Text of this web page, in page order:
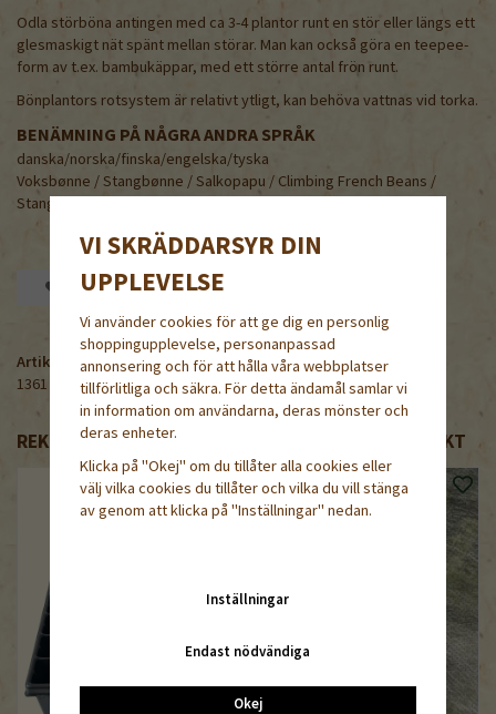
Odla störböna antingen med ca 3-4 plantor runt en stör eller längs ett
glesmaskigt nät spänt mellan störar. Man kan också göra en teepee-
form av t.ex. bambukäppar, med ett större antal frön runt.
Bönplantors rotsystem är relativt ytligt, kan behöva vattnas vid torka.
BENÄMNING PÅ NÅGRA ANDRA SPRÅK
danska/norska/finska/engelska/tyska
Voksbønne / Stangbønne / Salkopapu / Climbing French Beans /
Stangenbohnen
Spara som favorit
Artikelnummer:
1361
REKOMMENDERADE TILLBEHÖR TILL DENNA PRODUKT
VI SKRÄDDARSYR DIN
UPPLEVELSE
Vi använder cookies för att ge dig en personlig
shoppingupplevelse, personanpassad
annonsering och för att hålla våra webbplatser
tillförlitliga och säkra. För detta ändamål samlar vi
in information om användarna, deras mönster och
deras enheter.
Klicka på "Okej" om du tillåter alla cookies eller
välj vilka cookies du tillåter och vilka du vill stänga
av genom att klicka på "Inställningar" nedan.
Inställningar
Endast nödvändiga
Okej